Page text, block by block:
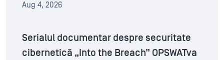
Aug 4, 2026
Serialul documentar despre securitate
cibernetică „Into the Breach” OPSWATva